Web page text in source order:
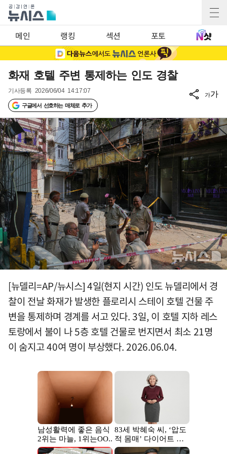
메인 랭킹 섹션 포토
화재 호텔 주변 통제하는 인도 경찰
기사등록 2026/06/04 14:17:07
구글에서 선호하는 매체로 추가
가가
[뉴델리=AP/뉴시스] 4일(현지 시간) 인도 뉴델리에서 경
찰이 전날 화재가 발생한 플로리시 스테이 호텔 건물 주
변을 통제하며 경계를 서고 있다. 3일, 이 호텔 지하 레스
토랑에서 불이 나 5층 호텔 건물로 번지면서 최소 21명
이 숨지고 40여 명이 부상했다. 2026.06.04.